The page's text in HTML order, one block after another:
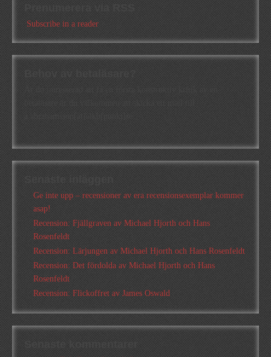
Prenumerera via RSS
Subscribe in a reader
Behov av betaläsare?
Är du intresserad att få en första konstruktiv kritik av en
a.abrahamsson[at]alkb[punkt]se
Senaste inläggen
Ge inte upp – recensioner av era recensionsexemplar kommer
asap!
Recension: Fjällgraven av Michael Hjorth och Hans
Rosenfeldt
Recension: Lärjungen av Michael Hjorth och Hans Rosenfeldt
Recension: Det fördolda av Michael Hjorth och Hans
Rosenfeldt
Recension: Flickoffret av James Oswald
Senaste kommentarer